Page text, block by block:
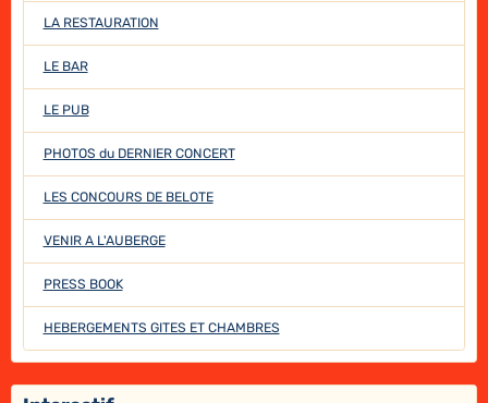
LA RESTAURATION
LE BAR
LE PUB
PHOTOS du DERNIER CONCERT
LES CONCOURS DE BELOTE
VENIR A L'AUBERGE
PRESS BOOK
HEBERGEMENTS GITES ET CHAMBRES